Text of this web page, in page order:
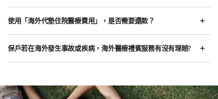
使用「海外代墊住院醫療費用」，是否需要還款？
保戶若在海外發生事故或疾病，海外醫療禮賓服務有沒有理賠?